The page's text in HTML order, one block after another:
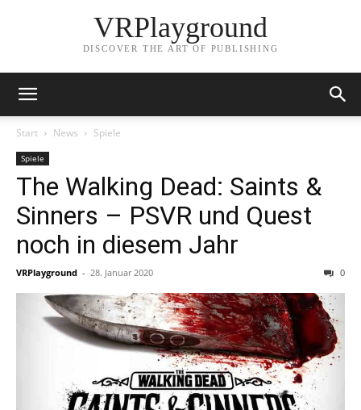
VRPlayground
DISCOVER THE ART OF PUBLISHING
Start News Spiele
Spiele
The Walking Dead: Saints &
Sinners – PSVR und Quest
noch in diesem Jahr
VRPlayground - 28. Januar 2020 0